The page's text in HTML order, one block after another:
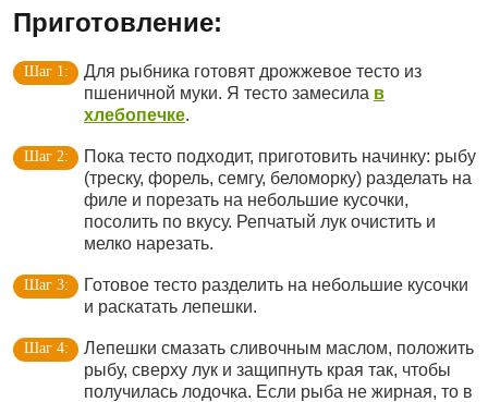
Приготовление:
Для рыбника готовят дрожжевое тесто из
пшеничной муки. Я тесто замесила в
хлебопечке.
Пока тесто подходит, приготовить начинку: рыбу
(треску, форель, семгу, беломорку) разделать на
филе и порезать на небольшие кусочки,
посолить по вкусу. Репчатый лук очистить и
мелко нарезать.
Готовое тесто разделить на небольшие кусочки
и раскатать лепешки.
Лепешки смазать сливочным маслом, положить
рыбу, сверху лук и защипнуть края так, чтобы
получилась лодочка. Если рыба не жирная, то в